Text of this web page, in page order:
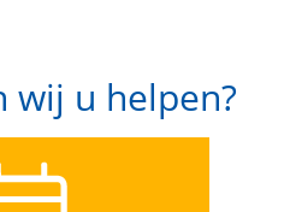
wij u helpen?